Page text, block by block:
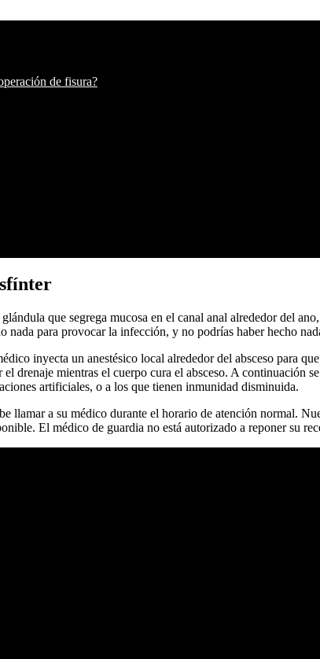
de fisura?
que segrega mucosa en el canal anal alrededor del
nada para provocar la infección, y no podrías haber hecho
inyecta un anestésico local alrededor del absceso para
drenaje mientras el cuerpo cura el absceso. A continuación
artificiales, o a los que tienen inmunidad disminuida.
llamar a su médico durante el horario de atención normal.
El médico de guardia no está autorizado a reponer su